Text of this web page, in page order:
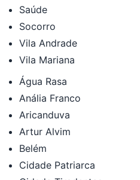
Saúde
Socorro
Vila Andrade
Vila Mariana
Água Rasa
Anália Franco
Aricanduva
Artur Alvim
Belém
Cidade Patriarca